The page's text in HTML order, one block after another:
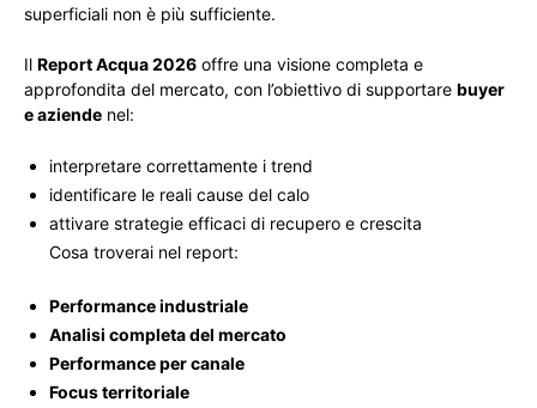
superficiali non è più sufficiente.
Il Report Acqua 2026 offre una visione completa e
approfondita del mercato, con l’obiettivo di supportare buyer
e aziende nel:
interpretare correttamente i trend
identificare le reali cause del calo
attivare strategie efficaci di recupero e crescita
Cosa troverai nel report:
Performance industriale
Analisi completa del mercato
Performance per canale
Focus territoriale